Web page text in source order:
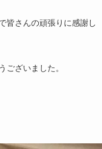
皆さんの頑張りに感謝し
ざいました。